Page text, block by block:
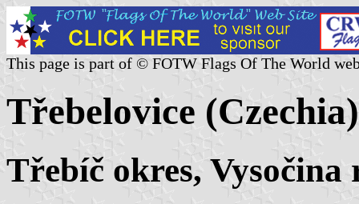
This page is part of © FOTW Flags Of The World
Třebelovice (Czechia)
Třebíč okres, Vysočina